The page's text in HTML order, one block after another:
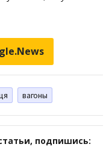
вагоны
подпишись: